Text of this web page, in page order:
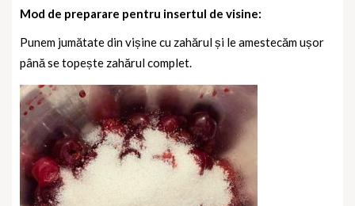
Mod de preparare pentru insertul de visine:
Punem jumătate din vișine cu zahărul și le amestecăm ușor
până se topește zahărul complet.